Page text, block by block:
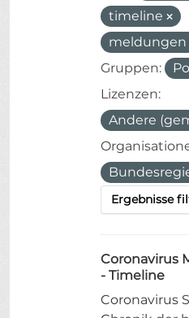
timeline
meldungen
Gruppen:
Lizenzen:
Andere
Ergebnisse
Coronavirus
- Timeline
Coronavirus